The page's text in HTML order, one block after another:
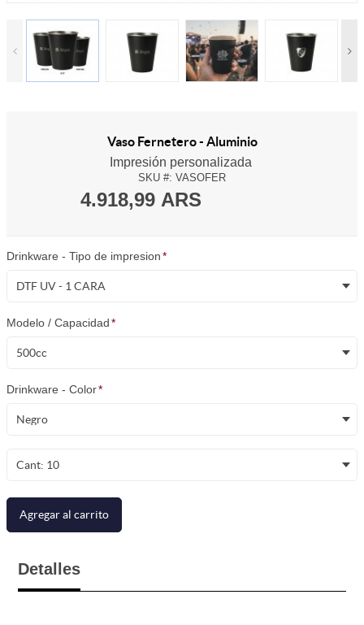
Vaso Fernetero - Aluminio
Impresión personalizada
SKU #: VASOFER
4.918,99 ARS
Drinkware - Tipo de impresion*
DTF UV - 1 CARA
Modelo / Capacidad*
500cc
Drinkware - Color*
Negro
Cant: 10
Agregar al carrito
Detalles